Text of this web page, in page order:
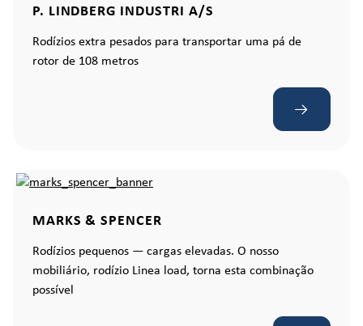
P. LINDBERG INDUSTRI A/S
Rodízios extra pesados para transportar uma pá de
rotor de 108 metros
MARKS & SPENCER
Rodízios pequenos — cargas elevadas. O nosso
mobiliário, rodízio Linea load, torna esta combinação
possível